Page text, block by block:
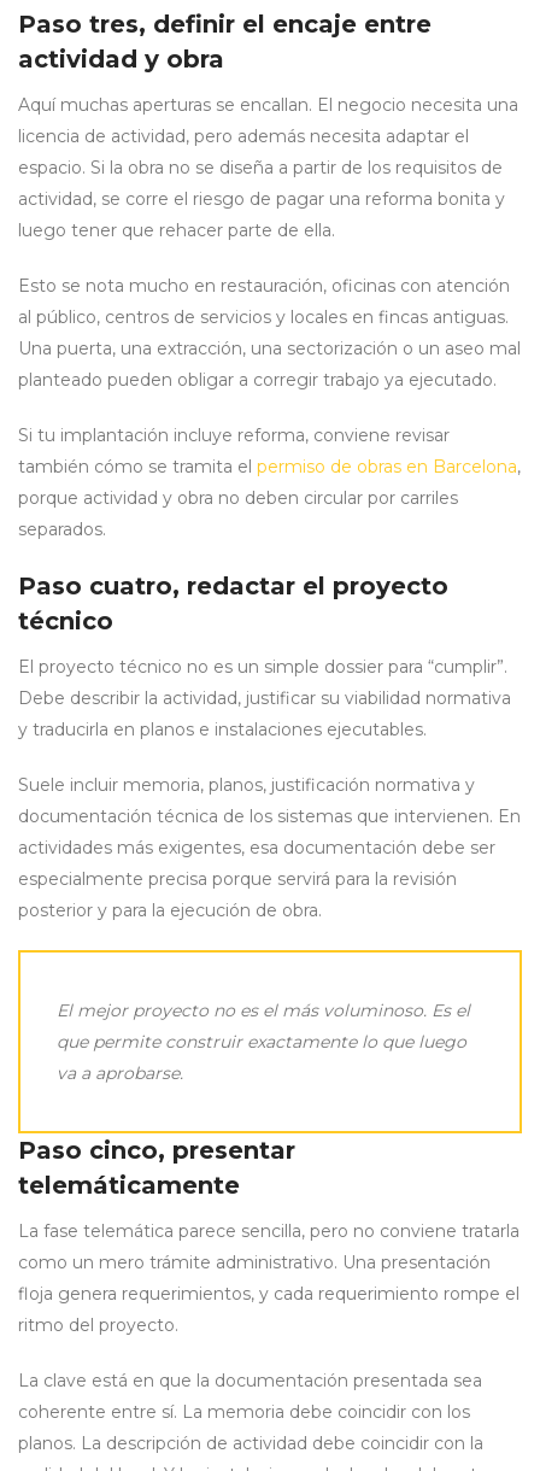
Paso tres, definir el encaje entre
actividad y obra
Aquí muchas aperturas se encallan. El negocio necesita una
licencia de actividad, pero además necesita adaptar el
espacio. Si la obra no se diseña a partir de los requisitos de
actividad, se corre el riesgo de pagar una reforma bonita y
luego tener que rehacer parte de ella.
Esto se nota mucho en restauración, oficinas con atención
al público, centros de servicios y locales en fincas antiguas.
Una puerta, una extracción, una sectorización o un aseo mal
planteado pueden obligar a corregir trabajo ya ejecutado.
Si tu implantación incluye reforma, conviene revisar
también cómo se tramita el permiso de obras en Barcelona,
porque actividad y obra no deben circular por carriles
separados.
Paso cuatro, redactar el proyecto
técnico
El proyecto técnico no es un simple dossier para “cumplir”.
Debe describir la actividad, justificar su viabilidad normativa
y traducirla en planos e instalaciones ejecutables.
Suele incluir memoria, planos, justificación normativa y
documentación técnica de los sistemas que intervienen. En
actividades más exigentes, esa documentación debe ser
especialmente precisa porque servirá para la revisión
posterior y para la ejecución de obra.
El mejor proyecto no es el más voluminoso. Es el
que permite construir exactamente lo que luego
va a aprobarse.
Paso cinco, presentar
telemáticamente
La fase telemática parece sencilla, pero no conviene tratarla
como un mero trámite administrativo. Una presentación
floja genera requerimientos, y cada requerimiento rompe el
ritmo del proyecto.
La clave está en que la documentación presentada sea
coherente entre sí. La memoria debe coincidir con los
planos. La descripción de actividad debe coincidir con la